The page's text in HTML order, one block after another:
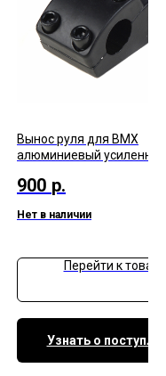
Вынос руля для BMX
алюминиевый
900 р.
Нет в наличии
Перейти к товару
Узнать о